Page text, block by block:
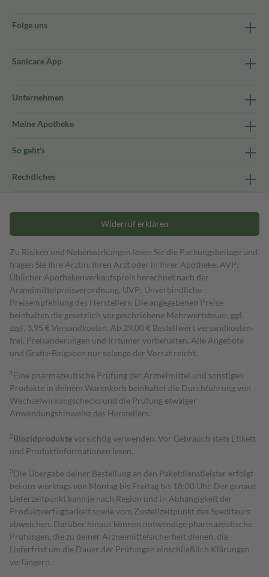
Folge uns
Sanicare App
Unternehmen
Meine Apotheke
So geht's
Rechtliches
Widerruf erklären
Zu Risiken und Nebenwirkungen lesen Sie die Packungsbeilage und
fragen Sie Ihre Ärztin, Ihren Arzt oder in Ihrer Apotheke. AVP:
Üblicher Apothekenverkaufspreis berechnet nach der
Arzneimittelpreisverordnung. UVP: Unverbindliche
Preisempfehlung des Herstellers. Die angegebenen Preise
beinhalten die gesetzlich vorgeschriebene Mehrwertsteuer, ggf.
zzgl. 3,95 € Versandkosten. Ab 29,00 € Bestell­wert versand­kosten­
frei. Preisänderungen und Irrtümer vorbehalten. Alle Angebote
und Gratis-Beigaben nur solange der Vorrat reicht.
1 Eine pharmazeutische Prüfung der Arzneimittel und sonstigen
Produkte in deinem Warenkorb beinhaltet die Durchführung von
Wechselwirkungschecks und die Prüfung etwaiger
Anwendungshinweise des Herstellers.
2Biozidproduktevorsichtig verwenden. Vor Gebrauch stets Etikett
und Produktinformationen lesen.
3Die Übergabe deiner Bestellung an den Paketdienstleister erfolgt
bei uns werktags von Montag bis Freitag bis 18:00 Uhr. Der genaue
Lieferzeitpunkt kann je nach Region und in Abhängigkeit der
Produktverfügbarkeit sowie vom Zustellzeitpunkt des Spediteurs
abweichen. Darüber hinaus können notwendige pharmazeutische
Prüfungen, die zu deiner Arzneimittelsicherheit dienen, die
Lieferfrist um die Dauer der Prüfungen einschließlich Klärungen
verlängern.